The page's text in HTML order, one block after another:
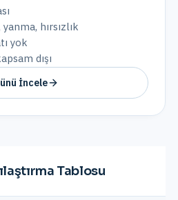
hırsızlık
yok
dışı
İncele
Tablosu